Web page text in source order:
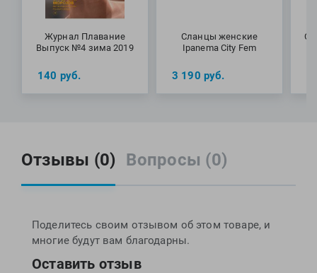
Журнал Плавание
Выпуск №4 зима 2019
140 руб.
Сланцы женские
Ipanema City Fem
3 190 руб.
Отзывы (0) Вопросы (0)
Поделитесь своим отзывом об этом товаре, и
многие будут вам благодарны.
Оставить отзыв